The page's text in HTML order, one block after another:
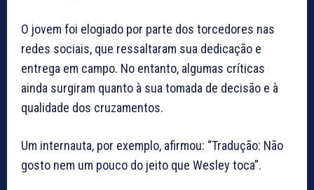
O jovem foi elogiado por parte dos torcedores nas
redes sociais, que ressaltaram sua dedicação e
entrega em campo. No entanto, algumas críticas
ainda surgiram quanto à sua tomada de decisão e à
qualidade dos cruzamentos.
Um internauta, por exemplo, afirmou: “Tradução: Não
gosto nem um pouco do jeito que Wesley toca”.